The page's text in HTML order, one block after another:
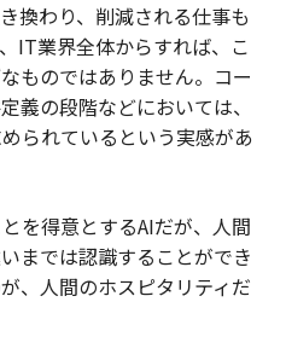
換わり、削減される仕事も
IT業界全体からすれば、こ
ものではありません。コー
義の段階などにおいては、
られているという実感があ
を得意とするAIだが、人間
までは認識することができ
、人間のホスピタリティだ